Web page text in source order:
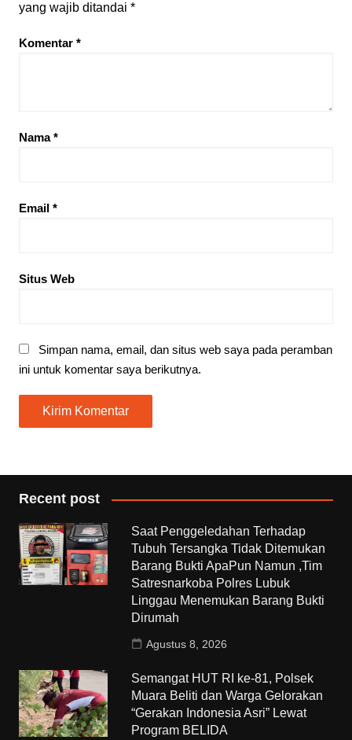
yang wajib ditandai *
Komentar *
Nama*
Email *
Situs Web
Simpan nama, email, dan situs web saya pada peramban
ini untuk komentar saya berikutnya.
Recent post
Saat Penggeledahan Terhadap
Tubuh Tersangka Tidak Ditemukan
Barang Bukti ApaPun Namun ,Tim
Satresnarkoba Polres Lubuk
Linggau Menemukan Barang Bukti
Dirumah
Agustus 8, 2026
Semangat HUT RI ke-81, Polsek
Muara Beliti dan Warga Gelorakan
“Gerakan Indonesia Asri” Lewat
Program BELIDA